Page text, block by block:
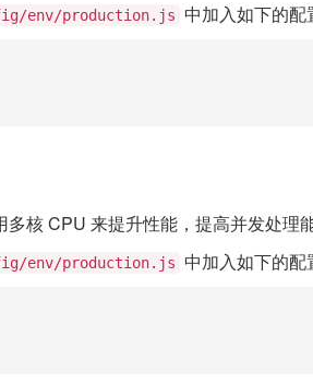
env/production.js 中加入如下的配
核 CPU 来提升性能，提高并发处理能
env/production.js 中加入如下的配